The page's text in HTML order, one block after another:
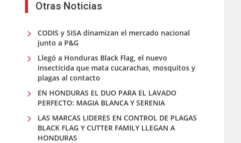
Otras Noticias
CODIS y SISA dinamizan el mercado nacional
junto a P&G
Llegó a Honduras Black Flag, el nuevo
insecticida que mata cucarachas, mosquitos y
plagas al contacto
EN HONDURAS EL DUO PARA EL LAVADO
PERFECTO: MAGIA BLANCA Y SERENIA
LAS MARCAS LIDERES EN CONTROL DE PLAGAS
BLACK FLAG Y CUTTER FAMILY LLEGAN A
HONDURAS